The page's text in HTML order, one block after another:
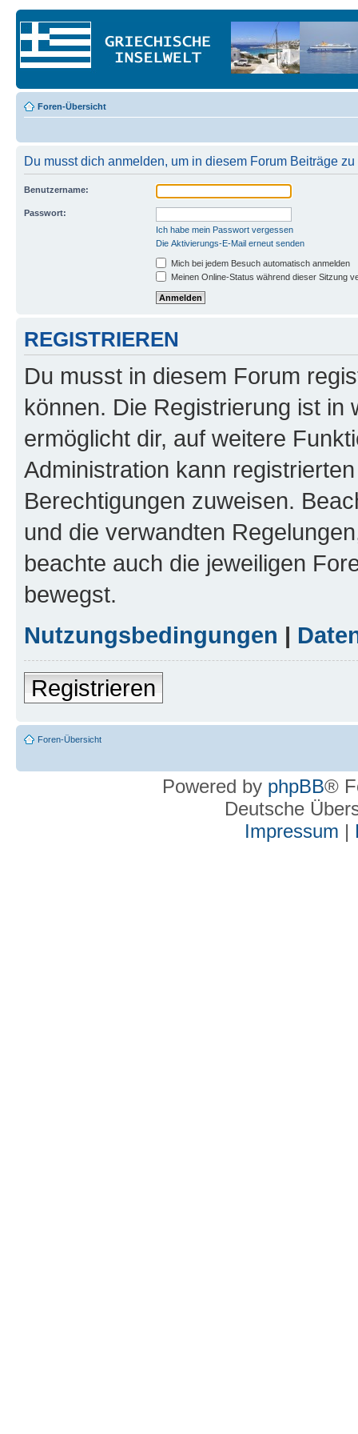
Foren-Übersicht
Du musst dich anmelden, um in diesem Forum Beiträge
Benutzername:
Passwort:
Ich habe mein Passwort vergessen
Die Aktivierungs-E-Mail erneut senden
Mich bei jedem Besuch automatisch anmelden
Meinen Online-Status während dieser Sitzung
REGISTRIEREN
Du musst in diesem Forum
können. Die Registrierung ist in
ermöglicht dir, auf weitere
Administration kann
Berechtigungen zuweisen.
und die verwandten
beachte auch die jeweiligen
bewegst.
Nutzungsbedingungen |
Registrieren
Foren-Übersicht
Powered by phpBB®
Deutsche
Impressum |